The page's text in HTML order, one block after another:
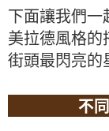
下面讓我們
美拉德風格
街頭最閃亮的
不